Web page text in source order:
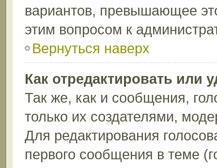
вариантов, превышающее
этим вопросом к
Вернуться наверх
Как отредактировать или
Так же, как и сообщения,
только их создателями,
Для редактирования
первого сообщения в теме